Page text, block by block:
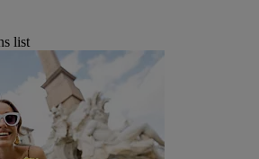
list